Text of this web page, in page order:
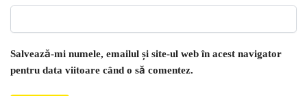
Salvează-mi numele, emailul și site-ul web în acest navigator
pentru data viitoare când o să comentez.